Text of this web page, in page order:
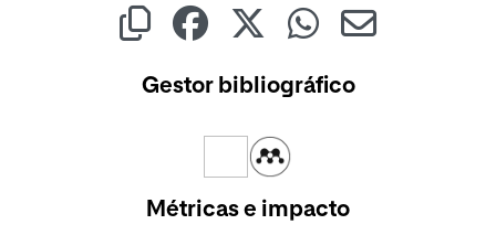
Gestor bibliográfico
Métricas e impacto